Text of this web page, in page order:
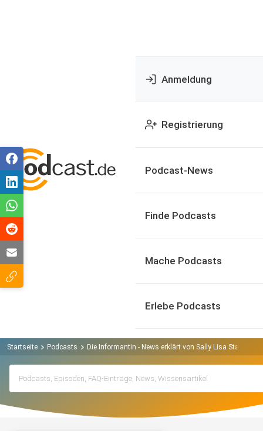
Anmeldung
Registrierung
Podcast-News
Finde Podcasts
Mache Podcasts
Erlebe Podcasts
Startseite Podcasts Die Informantin - News erklärt von Sally Lisa Starken